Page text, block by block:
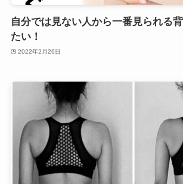
自分では見ない人から一番見られる
たい！
2022年2月26日